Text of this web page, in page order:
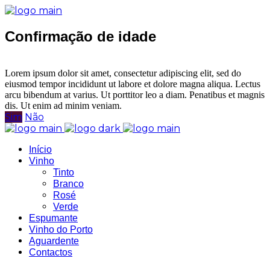
Confirmação de idade
Lorem ipsum dolor sit amet, consectetur adipiscing elit, sed do
eiusmod tempor incididunt ut labore et dolore magna aliqua. Lectus
arcu bibendum at varius. Ut porttitor leo a diam. Penatibus et magnis
dis. Ut enim ad minim veniam.
Sim Não
Início
Vinho
Tinto
Branco
Rosé
Verde
Espumante
Vinho do Porto
Aguardente
Contactos